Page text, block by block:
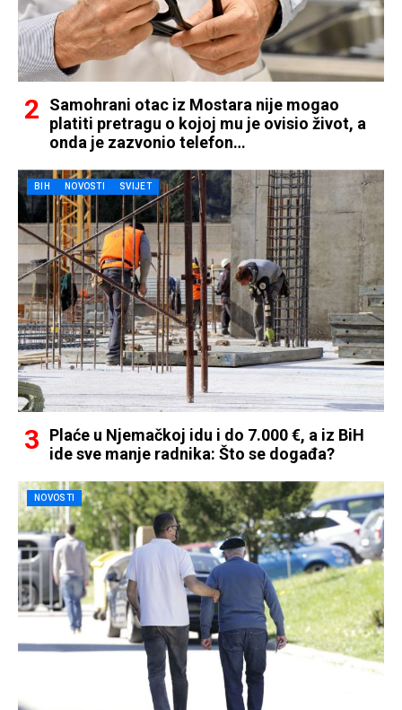
Samohrani otac iz Mostara nije mogao
platiti pretragu o kojoj mu je ovisio život, a
onda je zazvonio telefon…
BIH NOVOSTI SVIJET
Plaće u Njemačkoj idu i do 7.000 €, a iz BiH
ide sve manje radnika: Što se događa?
NOVOSTI